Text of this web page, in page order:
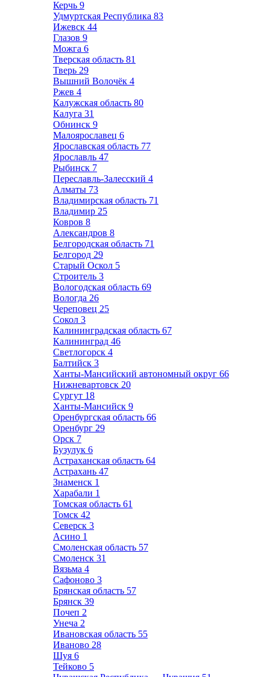
Керчь 9
Удмуртская Республика 83
Ижевск 44
Глазов 9
Можга 6
Тверская область 81
Тверь 29
Вышний Волочёк 4
Ржев 4
Калужская область 80
Калуга 31
Обнинск 9
Малоярославец 6
Ярославская область 77
Ярославль 47
Рыбинск 7
Переславль-Залесский 4
Алматы 73
Владимирская область 71
Владимир 25
Ковров 8
Александров 8
Белгородская область 71
Белгород 29
Старый Оскол 5
Строитель 3
Вологодская область 69
Вологда 26
Череповец 25
Сокол 3
Калининградская область 67
Калининград 46
Светлогорск 4
Балтийск 3
Ханты-Мансийский автономный округ 66
Нижневартовск 20
Сургут 18
Ханты-Мансийск 9
Оренбургская область 66
Оренбург 29
Орск 7
Бузулук 6
Астраханская область 64
Астрахань 47
Знаменск 1
Харабали 1
Томская область 61
Томск 42
Северск 3
Асино 1
Смоленская область 57
Смоленск 31
Вязьма 4
Сафоново 3
Брянская область 57
Брянск 39
Почеп 2
Унеча 2
Ивановская область 55
Иваново 28
Шуя 6
Тейково 5